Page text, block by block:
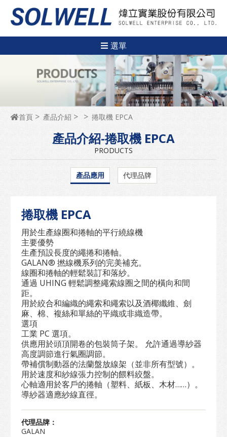
選單
首頁 產品介紹 捲取機 EPCA
產品介紹-捲取機 EPCA
PRODUCTS
產品應用 代理品牌
捲取機 EPCA
用於生產線圈和捲軸的平行繞線機
主要優勢
生產預設長度的繩捲和捲軸。
GALAN® 撚線機系列的完美補充。
線圈和捲軸的輕鬆裝訂和落紗。
通過 UHING 輕鬆調整繩索線圈之間的橫向和間
距。
用於絞合和編織的繩索和繩索以及酒椰纖維、劍
麻、棉、複絲和單絲的平織或非織造帶。
選項
工業 PC 選項。
供應用於頭頂開卷的包裝筒子架。 允許通過導紗器
高度調節進行氣圈調節。
帶補償制動器的法蘭盤放線架（並非所有型號）。
用於速度和紗線張力控制的餵料絞盤。
心軸適用於客戶的捲軸（塑料、紙板、木材……）。
導紗器適應紗線直徑。
代理品牌：
GALAN